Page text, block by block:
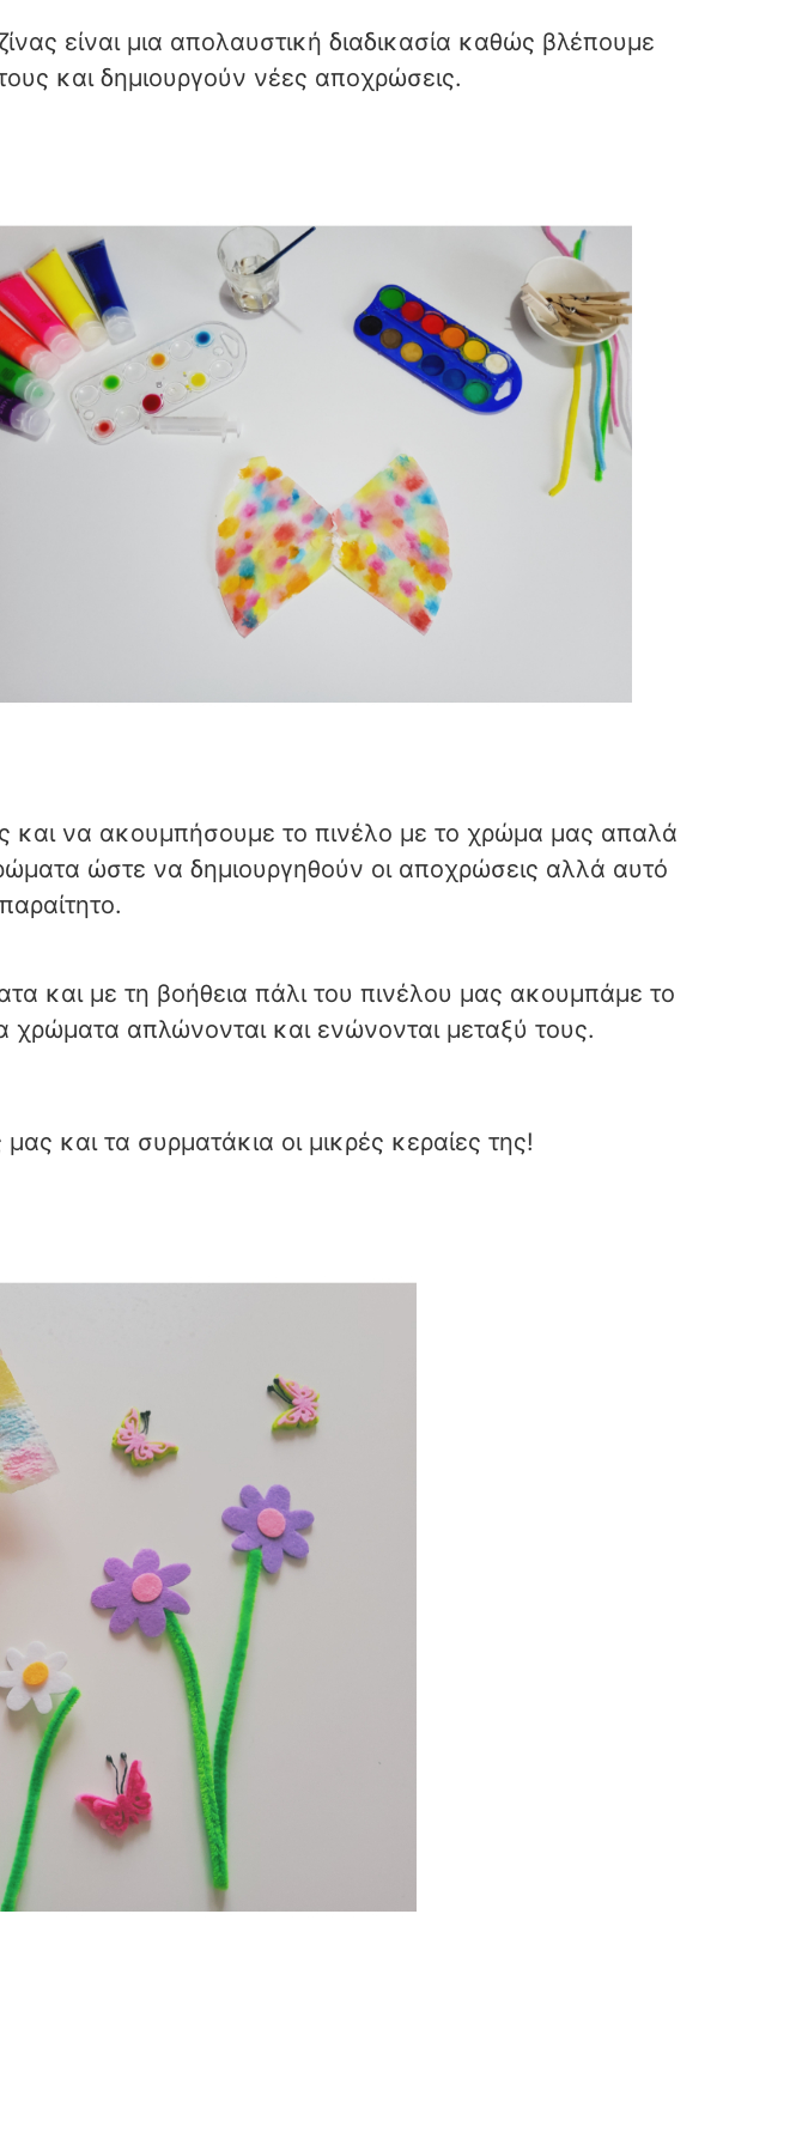
είναι μια απολαυστική διαδικασία καθώς βλέπουμε
και δημιουργούν νέες αποχρώσεις.
και να ακουμπήσουμε το πινέλο με το χρώμα μας απαλά
ώστε να δημιουργηθούν οι αποχρώσεις αλλά αυτό
και με τη βοήθεια πάλι του πινέλου μας ακουμπάμε το
χρώματα απλώνονται και ενώνονται μεταξύ τους.
και τα συρματάκια οι μικρές κεραίες της!